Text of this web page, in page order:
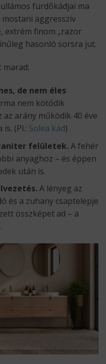
fürdőkádjai ma
aggresszív
extrém finom „razor
hasonló sorsra jut.
marad:
de nem éles
nem kötődik
arány működik 40 éve
(Pl.: Solea kád)
felületek. A fehér
anyaghoz – és éppen
után is.
A lényeg az
és a zuhany csaptelepje
összképet ad – a